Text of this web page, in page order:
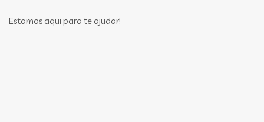
Estamos aqui para te ajudar!